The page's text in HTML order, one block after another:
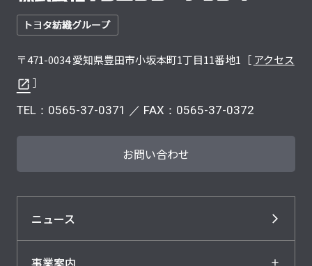
〒471-0034 愛知県豊田市小坂本町1丁目11番地1［ アクセス
］
TEL： 0565-37-0371 ／ FAX：0565-37-0372
お問い合わせ
ニュース
事業案内